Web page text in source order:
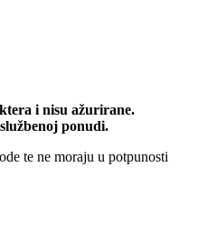
i nisu ažurirane.
ponudi.
te ne moraju u potpunosti